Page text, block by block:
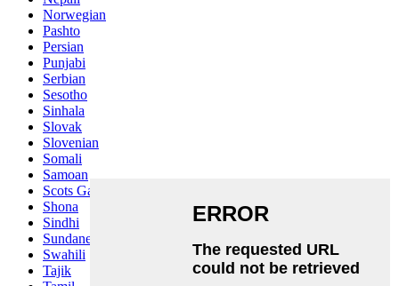
Norwegian
Pashto
Persian
Punjabi
Serbian
Sesotho
Sinhala
Slovak
Slovenian
Somali
Samoan
Scots Gaelic
Shona
Sindhi
Sundanese
Swahili
Tajik